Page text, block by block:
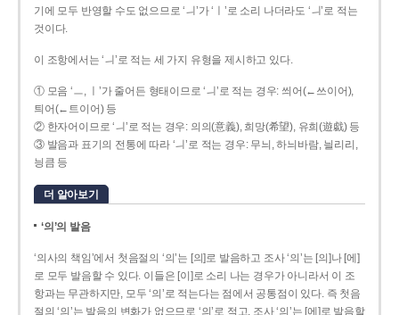
기에 모두 반영할 수도 없으므로 ‘ㅢ’가 ‘ㅣ’로 소리 나더라도 ‘ㅢ’로 적는
것이다.
이 조항에서는 ‘ㅢ’로 적는 세 가지 유형을 제시하고 있다.
① 모음 ‘ㅡ, ㅣ’가 줄어든 형태이므로 ‘ㅢ’로 적는 경우: 씌어(←쓰이어),
틔어(←트이어) 등
② 한자어이므로 ‘ㅢ’로 적는 경우: 의의(意義), 희망(希望), 유희(遊戱) 등
③ 발음과 표기의 전통에 따라 ‘ㅢ’로 적는 경우: 무늬, 하늬바람, 늴리리,
닁큼 등
더 알아보기
‘의’의 발음
‘의사의 책임’에서 첫음절의 ‘의’는 [의]로 발음하고 조사 ‘의’는 [의]나 [에]
로 모두 발음할 수 있다. 이들은 [이]로 소리 나는 경우가 아니라서 이 조
항과는 무관하지만, 모두 ‘의’로 적는다는 점에서 공통점이 있다. 즉 첫음
절의 ‘의’는 발음의 변화가 없으므로 ‘의’로 적고, 조사 ‘의’는 [에]로 발음할